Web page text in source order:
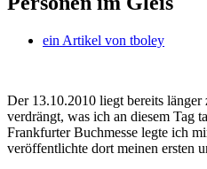
ein Artikel von tboley
Der 13.10.2010 liegt bereits
verdrängt, was ich an diesem Tag
Frankfurter Buchmesse legte ich
veröffentlichte dort meinen ersten